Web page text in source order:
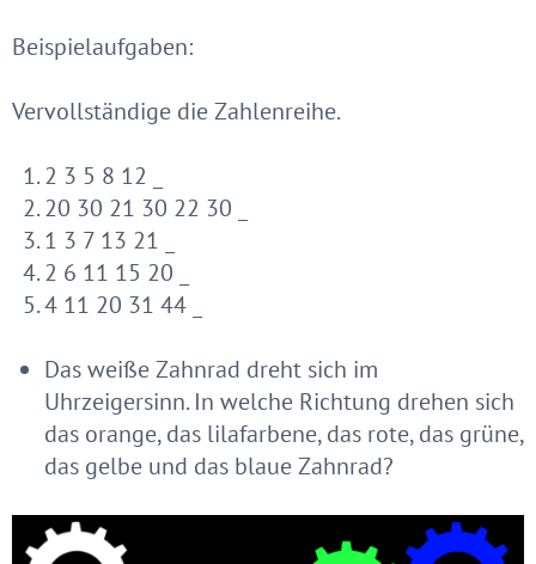
Beispielaufgaben:
Vervollständige die Zahlenreihe.
2 3 5 8 12
20 30 21 30 22 30
1 3 7 13 21
2 6 11 15 20
4 11 20 31 44
Das weiße Zahnrad dreht sich im
Uhrzeigersinn. In welche Richtung drehen sich
das orange, das lilafarbene, das rote, das grüne,
das gelbe und das blaue Zahnrad?